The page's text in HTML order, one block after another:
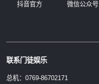
微信公众号
抖音官方
联系门徒娱乐
总机：0769-86702171